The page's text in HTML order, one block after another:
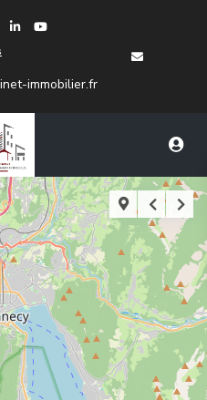
immobilier.fr